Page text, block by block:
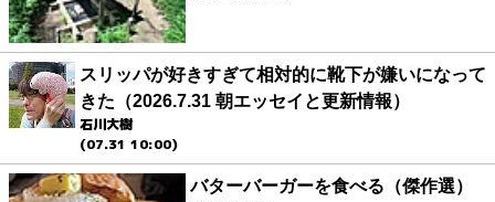
スリッパが好きすぎて相対的に靴下が嫌いになって
きた（2026.7.31 朝エッセイと更新情報）
石川大樹
(07.31 10:00)
バターバーガーを食べる（傑作選）